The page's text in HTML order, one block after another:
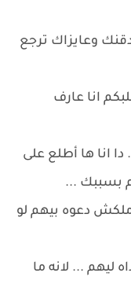
وعايزاك ترجع
انا عارف
انا ها أطلع على
بسببك ...
دعوه بيهم لو
ليهم ... لانه ما